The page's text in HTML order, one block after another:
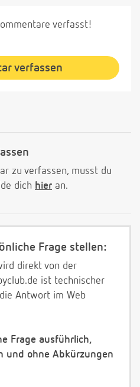
verfasst!
verfassen
zu verfassen, musst du
dich hier an.
Frage stellen:
direkt von der
ist technischer
Antwort im Web
Frage ausführlich,
und ohne Abkürzungen